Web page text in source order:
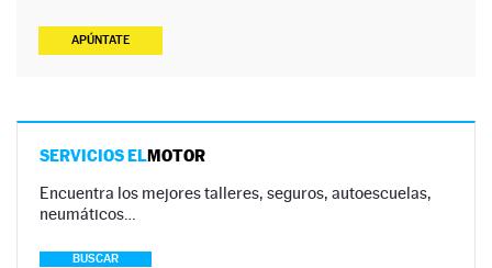
APÚNTATE
SERVICIOS ELMOTOR
Encuentra los mejores talleres, seguros, autoescuelas,
neumáticos…
BUSCAR